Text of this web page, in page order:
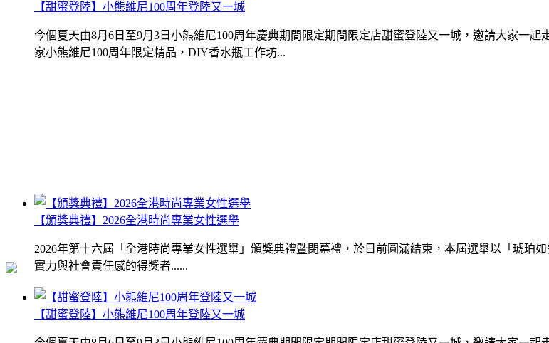
【甜蜜登陸】小熊維尼100周年登陸又一城
今個夏天由8月6日至9月3日小熊維尼100周年慶典期間限定期間限定店甜蜜登陸又一城，邀請大家一
家小熊維尼100周年限定精品，DIY香水瓶工作坊...
【頒獎典禮】2026全港時尚專業女性選舉
2026年第十六屆「全港時尚專業女性選舉」頒獎典禮暨閉幕禮，於日前圓滿結束，本屆選舉以「琥珀
實力與社會責任感的得獎者......
【甜蜜登陸】小熊維尼100周年登陸又一城